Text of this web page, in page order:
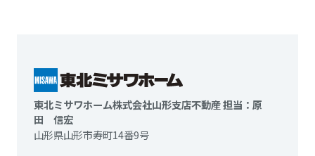
東北ミサワホーム株式会社山形支店不動産 担当：原
田 信宏
山形県山形市寿町14番9号